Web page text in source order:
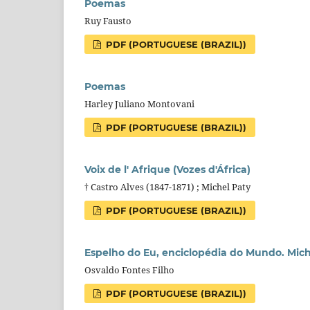
Poemas
Ruy Fausto
PDF (PORTUGUESE (BRAZIL))
Poemas
Harley Juliano Montovani
PDF (PORTUGUESE (BRAZIL))
Voix de l' Afrique (Vozes d'África)
† Castro Alves (1847-1871) ; Michel Paty
PDF (PORTUGUESE (BRAZIL))
Espelho do Eu, enciclopédia do Mundo.
Osvaldo Fontes Filho
PDF (PORTUGUESE (BRAZIL))